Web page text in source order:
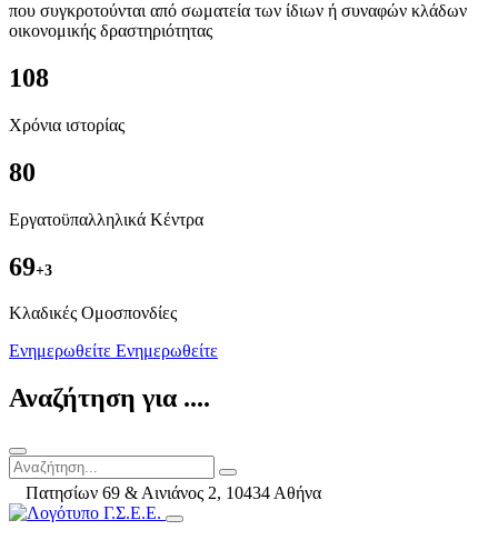
που συγκροτούνται από σωματεία των ίδιων ή συναφών κλάδων
οικονομικής δραστηριότητας
108
Χρόνια ιστορίας
80
Εργατοϋπαλληλικά Κέντρα
69+3
Kλαδικές Ομοσπονδίες
Ενημερωθείτε Ενημερωθείτε
Αναζήτηση για ....
Πατησίων 69 & Αινιάνος 2, 10434 Αθήνα